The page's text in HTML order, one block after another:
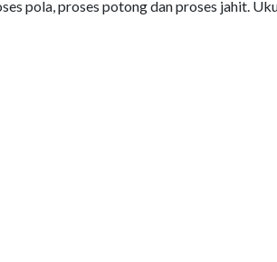
pola, proses potong dan proses jahit.